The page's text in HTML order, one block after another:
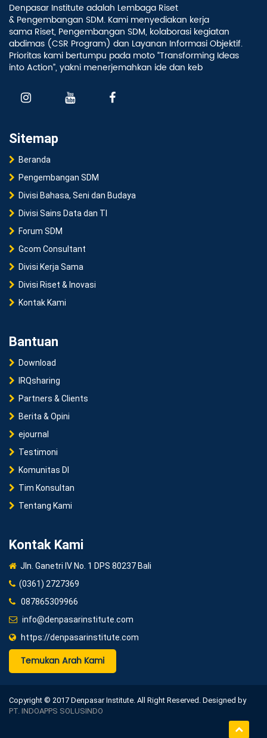
Denpasar Institute adalah Lembaga Riset
& Pengembangan SDM. Kami menyediakan kerja
sama Riset, Pengembangan SDM, kolaborasi kegiatan
abdimas (CSR Program) dan Layanan Informasi Objektif.
Prioritas kami bertumpu pada moto “Transforming Ideas
into Action”, yakni menerjemahkan ide dan keb
Sitemap
Beranda
Pengembangan SDM
Divisi Bahasa, Seni dan Budaya
Divisi Sains Data dan TI
Forum SDM
Gcom Consultant
Divisi Kerja Sama
Divisi Riset & Inovasi
Kontak Kami
Bantuan
Download
IRQsharing
Partners & Clients
Berita & Opini
ejournal
Testimoni
Komunitas DI
Tim Konsultan
Tentang Kami
Kontak Kami
Jln. Ganetri IV No. 1 DPS 80237 Bali
(0361) 2727369
087865309966
info@denpasarinstitute.com
https://denpasarinstitute.com
Temukan Arah Kami
Copyright © 2017 Denpasar Institute. All Right Reserved. Designed by
PT. INDOAPPS SOLUSINDO